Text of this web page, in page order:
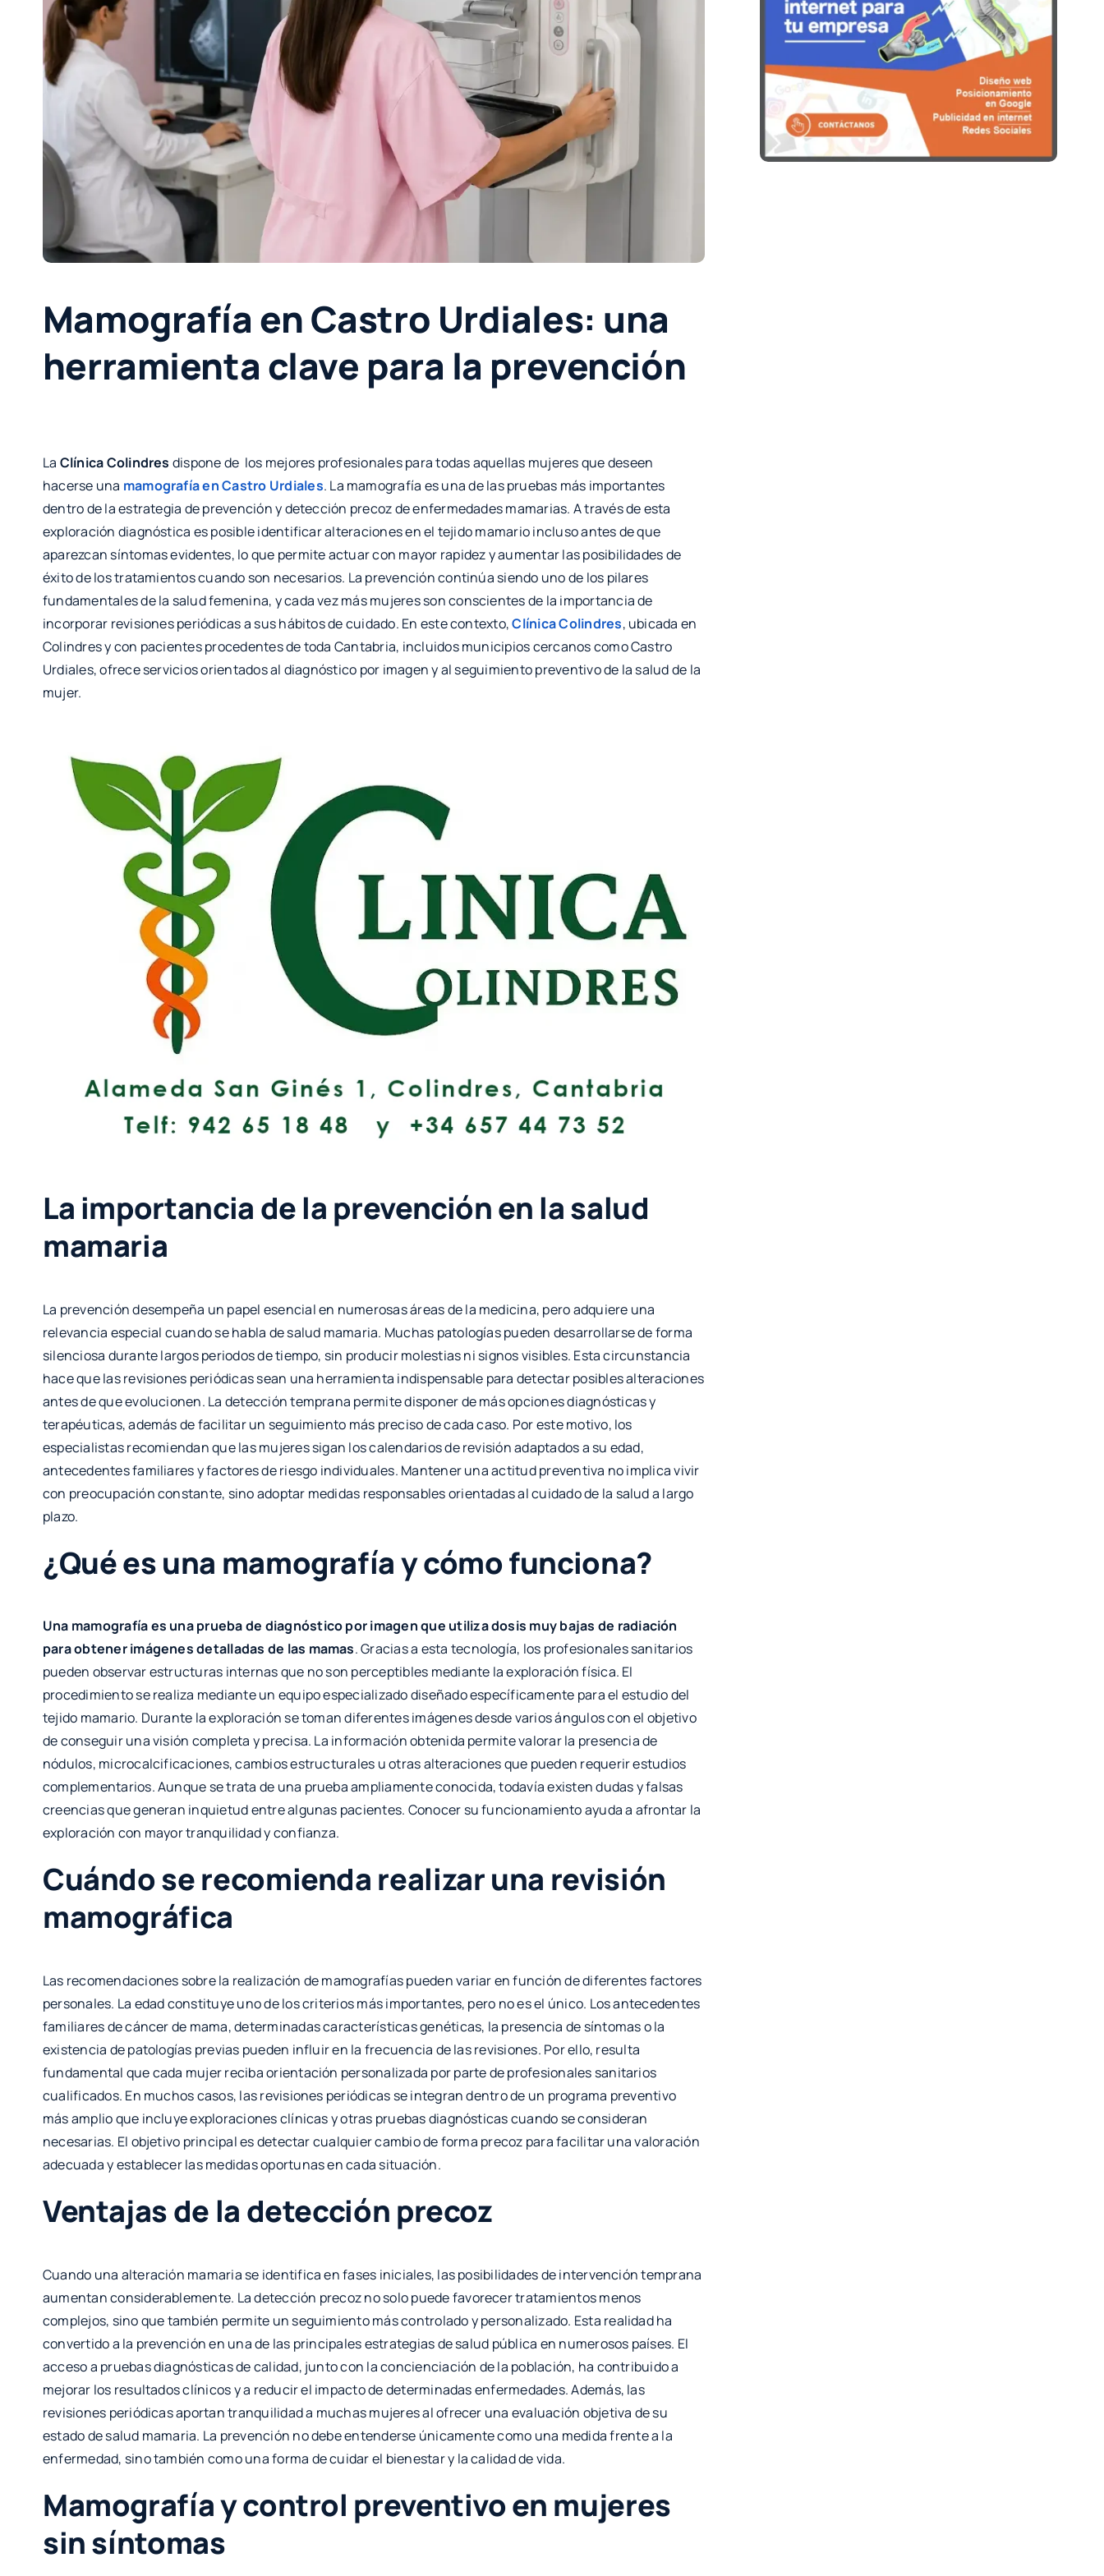
Mamografía en Castro Urdiales: una
herramienta clave para la prevención
La Clínica Colindres dispone de los mejores profesionales para todas aquellas mujeres que deseen
hacerse una mamografía en Castro Urdiales. La mamografía es una de las pruebas más importantes
dentro de la estrategia de prevención y detección precoz de enfermedades mamarias. A través de esta
exploración diagnóstica es posible identificar alteraciones en el tejido mamario incluso antes de que
aparezcan síntomas evidentes, lo que permite actuar con mayor rapidez y aumentar las posibilidades de
éxito de los tratamientos cuando son necesarios. La prevención continúa siendo uno de los pilares
fundamentales de la salud femenina, y cada vez más mujeres son conscientes de la importancia de
incorporar revisiones periódicas a sus hábitos de cuidado. En este contexto,Clínica Colindres, ubicada en
Colindres y con pacientes procedentes de toda Cantabria, incluidos municipios cercanos como Castro
Urdiales, ofrece servicios orientados al diagnóstico por imagen y al seguimiento preventivo de la salud de la
mujer.
La importancia de la prevención en la salud
mamaria
La prevención desempeña un papel esencial en numerosas áreas de la medicina, pero adquiere una
relevancia especial cuando se habla de salud mamaria. Muchas patologías pueden desarrollarse de forma
silenciosa durante largos periodos de tiempo, sin producir molestias ni signos visibles. Esta circunstancia
hace que las revisiones periódicas sean una herramienta indispensable para detectar posibles alteraciones
antes de que evolucionen. La detección temprana permite disponer de más opciones diagnósticas y
terapéuticas, además de facilitar un seguimiento más preciso de cada caso. Por este motivo, los
especialistas recomiendan que las mujeres sigan los calendarios de revisión adaptados a su edad,
antecedentes familiares y factores de riesgo individuales. Mantener una actitud preventiva no implica vivir
con preocupación constante, sino adoptar medidas responsables orientadas al cuidado de la salud a largo
plazo.
¿Qué es una mamografía y cómo funciona?
Una mamografía es una prueba de diagnóstico por imagen que utiliza dosis muy bajas de radiación
para obtener imágenes detalladas de las mamas. Gracias a esta tecnología, los profesionales sanitarios
pueden observar estructuras internas que no son perceptibles mediante la exploración física. El
procedimiento se realiza mediante un equipo especializado diseñado específicamente para el estudio del
tejido mamario. Durante la exploración se toman diferentes imágenes desde varios ángulos con el objetivo
de conseguir una visión completa y precisa. La información obtenida permite valorar la presencia de
nódulos, microcalcificaciones, cambios estructurales u otras alteraciones que pueden requerir estudios
complementarios. Aunque se trata de una prueba ampliamente conocida, todavía existen dudas y falsas
creencias que generan inquietud entre algunas pacientes. Conocer su funcionamiento ayuda a afrontar la
exploración con mayor tranquilidad y confianza.
Cuándo se recomienda realizar una revisión
mamográfica
Las recomendaciones sobre la realización de mamografías pueden variar en función de diferentes factores
personales. La edad constituye uno de los criterios más importantes, pero no es el único. Los antecedentes
familiares de cáncer de mama, determinadas características genéticas, la presencia de síntomas o la
existencia de patologías previas pueden influir en la frecuencia de las revisiones. Por ello, resulta
fundamental que cada mujer reciba orientación personalizada por parte de profesionales sanitarios
cualificados. En muchos casos, las revisiones periódicas se integran dentro de un programa preventivo
más amplio que incluye exploraciones clínicas y otras pruebas diagnósticas cuando se consideran
necesarias. El objetivo principal es detectar cualquier cambio de forma precoz para facilitar una valoración
adecuada y establecer las medidas oportunas en cada situación.
Ventajas de la detección precoz
Cuando una alteración mamaria se identifica en fases iniciales, las posibilidades de intervención temprana
aumentan considerablemente. La detección precoz no solo puede favorecer tratamientos menos
complejos, sino que también permite un seguimiento más controlado y personalizado. Esta realidad ha
convertido a la prevención en una de las principales estrategias de salud pública en numerosos países. El
acceso a pruebas diagnósticas de calidad, junto con la concienciación de la población, ha contribuido a
mejorar los resultados clínicos y a reducir el impacto de determinadas enfermedades. Además, las
revisiones periódicas aportan tranquilidad a muchas mujeres al ofrecer una evaluación objetiva de su
estado de salud mamaria. La prevención no debe entenderse únicamente como una medida frente a la
enfermedad, sino también como una forma de cuidar el bienestar y la calidad de vida.
Mamografía y control preventivo en mujeres
sin síntomas